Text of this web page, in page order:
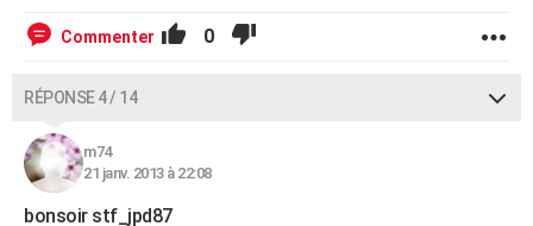
Commenter 0
RÉPONSE 4 / 14
m74
21 janv. 2013 à 22:08
bonsoir stf_jpd87